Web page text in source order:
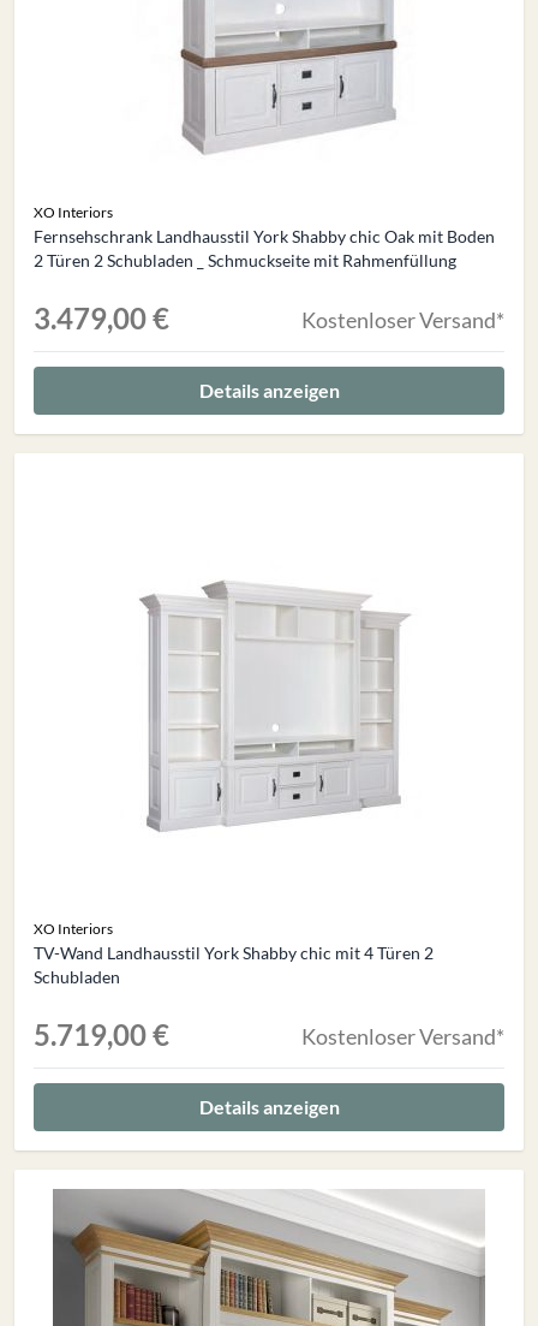
XO Interiors
Fernsehschrank Landhausstil York Shabby chic Oak mit Boden
2 Türen 2 Schubladen _ Schmuckseite mit Rahmenfüllung
3.479,00 € Kostenloser Versand*
Details anzeigen
XO Interiors
TV-Wand Landhausstil York Shabby chic mit 4 Türen 2
Schubladen
5.719,00 € Kostenloser Versand*
Details anzeigen